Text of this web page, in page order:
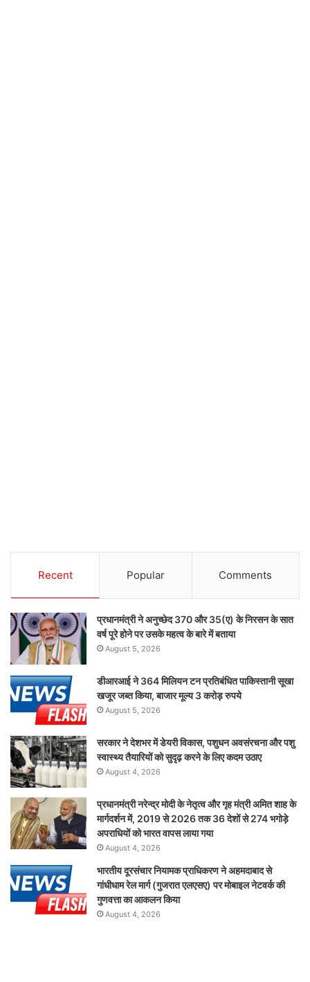
Recent Popular Comments
प्रधानमंत्री ने अनुच्छेद 370 और 35(ए) के निरसन के सात
वर्ष पूरे होने पर उसके महत्व के बारे में बताया
August 5, 2026
डीआरआई ने 364 मिलियन टन प्रतिबंधित पाकिस्तानी सूखा
खजूर जब्त किया, बाजार मूल्य 3 करोड़ रुपये
August 5, 2026
सरकार ने देशभर में डेयरी विकास, पशुधन अवसंरचना और पशु
स्वास्थ्य तैयारियों को सुदृढ़ करने के लिए कदम उठाए
August 4, 2026
प्रधानमंत्री नरेन्द्र मोदी के नेतृत्व और गृह मंत्री अमित शाह के
मार्गदर्शन में, 2019 से 2026 तक 36 देशों से 274 भगोड़े
अपराधियों को भारत वापस लाया गया
August 4, 2026
भारतीय दूरसंचार नियामक प्राधिकरण ने अहमदाबाद से
गांधीधाम रेल मार्ग (गुजरात एलएसए) पर मोबाइल नेटवर्क की
गुणवत्ता का आकलन किया
August 4, 2026